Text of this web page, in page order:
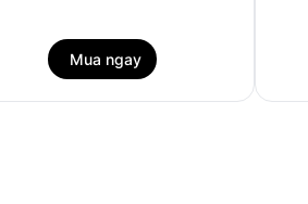
Mua ngay